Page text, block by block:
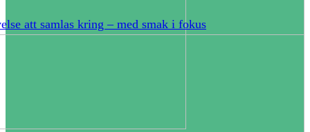
att samlas kring – med smak i fokus